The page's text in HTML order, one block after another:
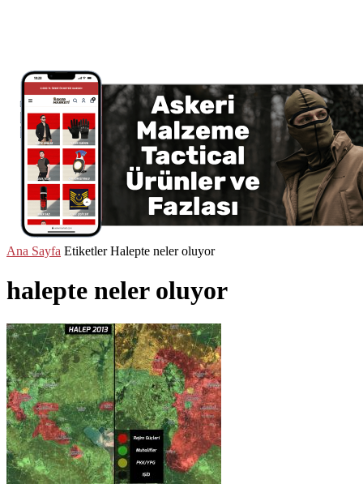
Ana Sayfa Etiketler Halepte neler oluyor
halepte neler oluyor